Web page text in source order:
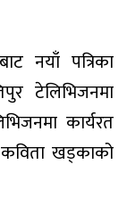
नयाँ पत्रिका
टेलिभिजनमा
कार्यरत
खड्काको